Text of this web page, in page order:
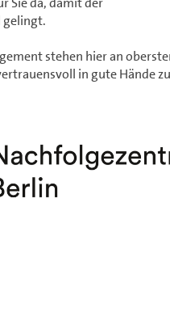
gelingt.
stehen hier an
in gute Hände zu